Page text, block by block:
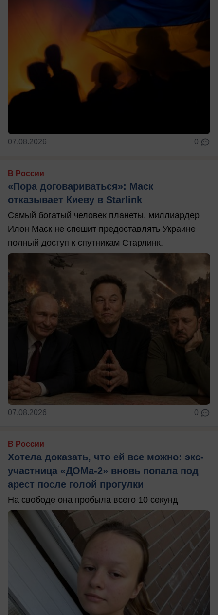
07.08.2026 0
В России
«Пора договариваться»: Маск
отказывает Киеву в Starlink
Самый богатый человек планеты, миллиардер
Илон Маск не спешит предоставлять Украине
полный доступ к спутникам Старлинк.
07.08.2026 0
В России
Хотела доказать, что ей все можно: экс-
участница «ДОМа-2» вновь попала под
арест после голой прогулки
На свободе она пробыла всего 10 секунд